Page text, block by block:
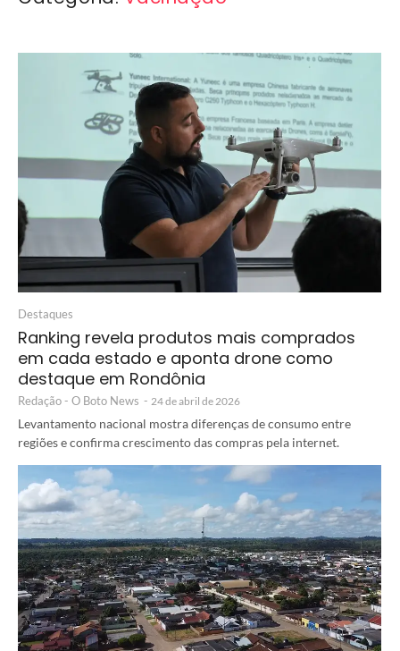
Destaques
Ranking revela produtos mais comprados
em cada estado e aponta drone como
destaque em Rondônia
Redação - O Boto News - 24 de abril de 2026
Levantamento nacional mostra diferenças de consumo entre
regiões e confirma crescimento das compras pela internet.